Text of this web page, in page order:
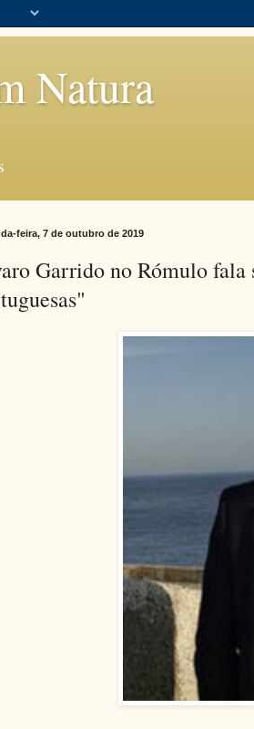
Natura
feira, 7 de outubro de 2019
Garrido no Rómulo fala